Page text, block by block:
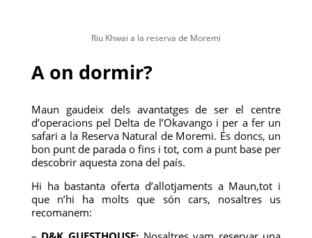
Riu Khwai a la reserva de Moremi
A on dormir?
Maun gaudeix dels avantatges de ser el centre
d’operacions pel Delta de l’Okavango i per a fer un
safari a la Reserva Natural de Moremi. És doncs, un
bon punt de parada o fins i tot, com a punt base per
descobrir aquesta zona del país.
Hi ha bastanta oferta d’allotjaments a Maun,tot i
que n’hi ha molts que són cars, nosaltres us
recomanem: